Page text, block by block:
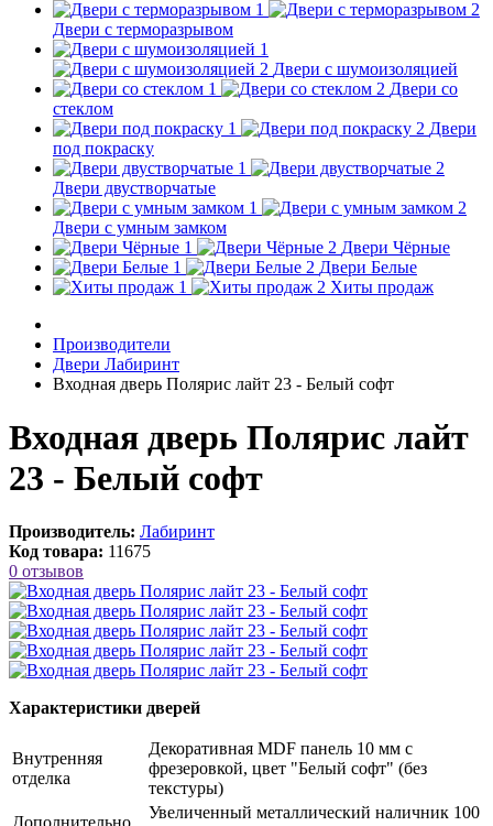
Двери с терморазрывом
Двери с шумоизоляцией
Двери со
стеклом
Двери
под покраску
Двери двустворчатые
Двери с умным замком
Двери Чёрные
Двери Белые
Хиты продаж
Производители
Двери Лабиринт
Входная дверь Полярис лайт 23 - Белый софт
Входная дверь Полярис лайт
23 - Белый софт
Производитель: Лабиринт
Код товара: 11675
0 отзывов
Характеристики дверей
Внутренняя
отделка
Декоративная MDF панель 10 мм с
фрезеровкой, цвет "Белый софт" (без
текстуры)
Увеличенный металлический наличник 100